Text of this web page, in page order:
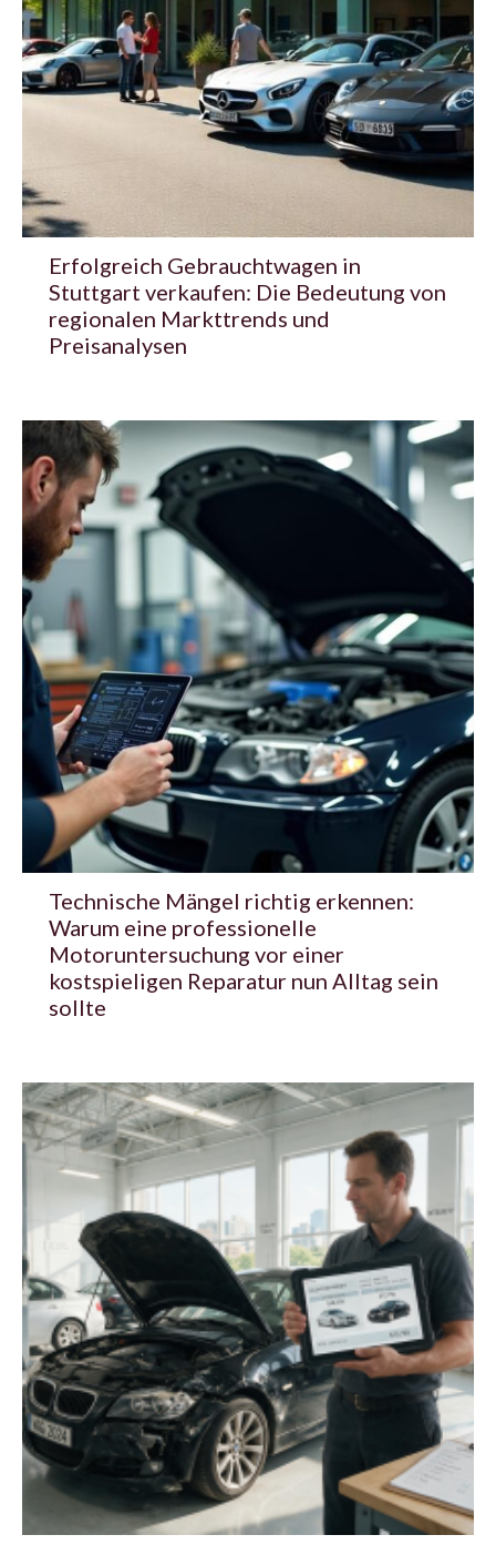
Erfolgreich Gebrauchtwagen in
Stuttgart verkaufen: Die Bedeutung von
regionalen Markttrends und
Preisanalysen
Technische Mängel richtig erkennen:
Warum eine professionelle
Motoruntersuchung vor einer
kostspieligen Reparatur nun Alltag sein
sollte